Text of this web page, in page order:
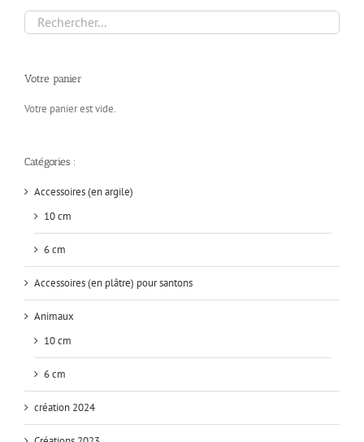
Votre panier
Votre panier est vide.
Catégories :
Accessoires (en argile)
10 cm
6 cm
Accessoires (en plâtre) pour santons
Animaux
10 cm
6 cm
création 2024